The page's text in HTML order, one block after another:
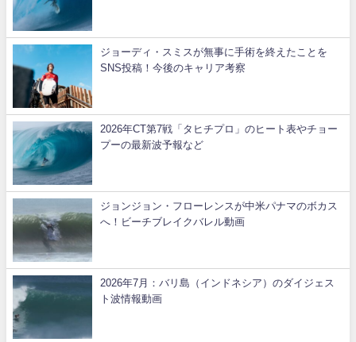
ジョーディ・スミスが無事に手術を終えたことを
SNS投稿！今後のキャリア考察
2026年CT第7戦「タヒチプロ」のヒート表やチョー
プーの最新波予報など
ジョンジョン・フローレンスが中米パナマのボカス
へ！ビーチブレイクバレル動画
2026年7月：バリ島（インドネシア）のダイジェス
ト波情報動画